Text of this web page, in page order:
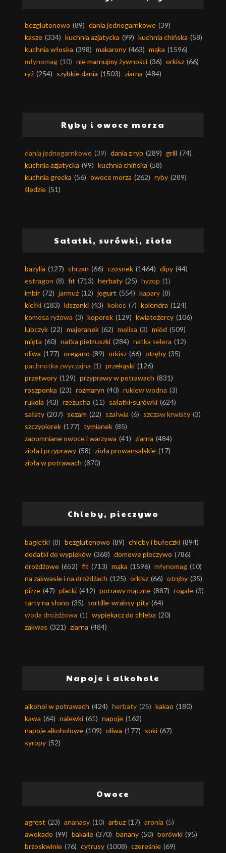
bezglutenowo (89) dania jednogarnkowe (39)
kasze (334) kuchnia azjatycka (99) kuchnia chińska (58)
kuchnia włoska (398) makarony (463) mąka (1596)
młynomag (10) nie marnujmy żywności (36) orkisz (66)
ryż (254) szybkie dania (1503) ziarna (484)
Ryby i owoce morza
dania jednogarnkowe (39) dania z ryb (289) grill (74)
kuchnia azjatycka (99) kuchnia chińska (58)
kuchnia grecka (56) owoce morza (262) ryby (289)
śledzie (51)
Sałatki, surówki, zioła
bazylia (127) chrzan (66) czosnek (1464) dipy (44)
estragon (8) fit (713) herbaty (25) hyzop (1)
imbir (72) jarmuż (12) jogurt (554) kapary (8)
kiełki (183) kiszonki (43) kokos (7) kolendra (124)
komosa ryżowa (3) koperek (129) kwiatożercy (106)
lubczyk (22) majeranek (62) melisa (3) miód (509)
mięta (60) natka pietruszki (284) natka selera (12)
oliwa (177) oregano (89) orkisz (66) otręby (35)
pachnotka zwyczajna (1) przekąski (126)
przetwory (129) przyprawy w potrawach (831)
roszponka (23) rozmaryn (40) rukiew wodna (3)
rukola (43) rzeżucha (11) sałatki-surówki (624)
sałaty (207) sezam (22) szałwia (6) szczaw krwisty (3)
szczypiorek (177) tymianek (85)
zapomniane owoce i warzywa (41) ziarna (484)
zioła i przyprawy (58) zioła prowansalskie (17)
zioła w potrawach (870)
Chleby, pieczywo
bagietki (8) bezglutenowo (89) chleby i bułeczki (894)
dodatki do wypieków (368) domowe pieczywo (786)
drożdżowe (652) fit (713) mąka (1596) młynomag (10)
na zakwasie i na drożdżach (125) orkisz (66) otręby (35)
pizze (47) placki (412) potrawy mączne (887) rogale (3)
tarty na słono (35) tortille-wrabsy-pity (64)
woda drożdżowa (1) wypiekacz do chleba (20)
zakwas (321) ziarna (484)
Napoje i alkohole
alkohol w potrawach (424) herbaty (25) kakao (180)
kawa (64) nalewki (61) napoje (162)
napoje alkoholowe (109) oliwa (177) soki (67)
syropy (52)
Owoce
agrest (23) ananasy (10) arbuz (17) aronia (5)
awokado (99) bakalie (370) banany (50) borówki (95)
brzoskwinie (76) cytrusy (1008) czereśnie (69)